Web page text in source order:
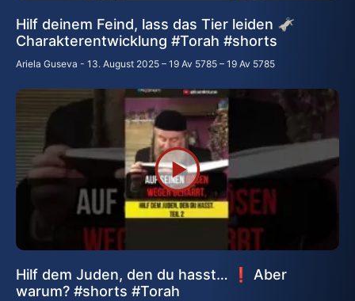
Hilf deinem Feind, lass das Tier leiden 🫏
Charakterentwicklung #Torah #shorts
Ariela Guseva 13. August 2025 – 19 Av 5785 – 19 Av 5785
Hilf dem Juden, den du hasst… ❗ Aber
warum? #shorts #Torah